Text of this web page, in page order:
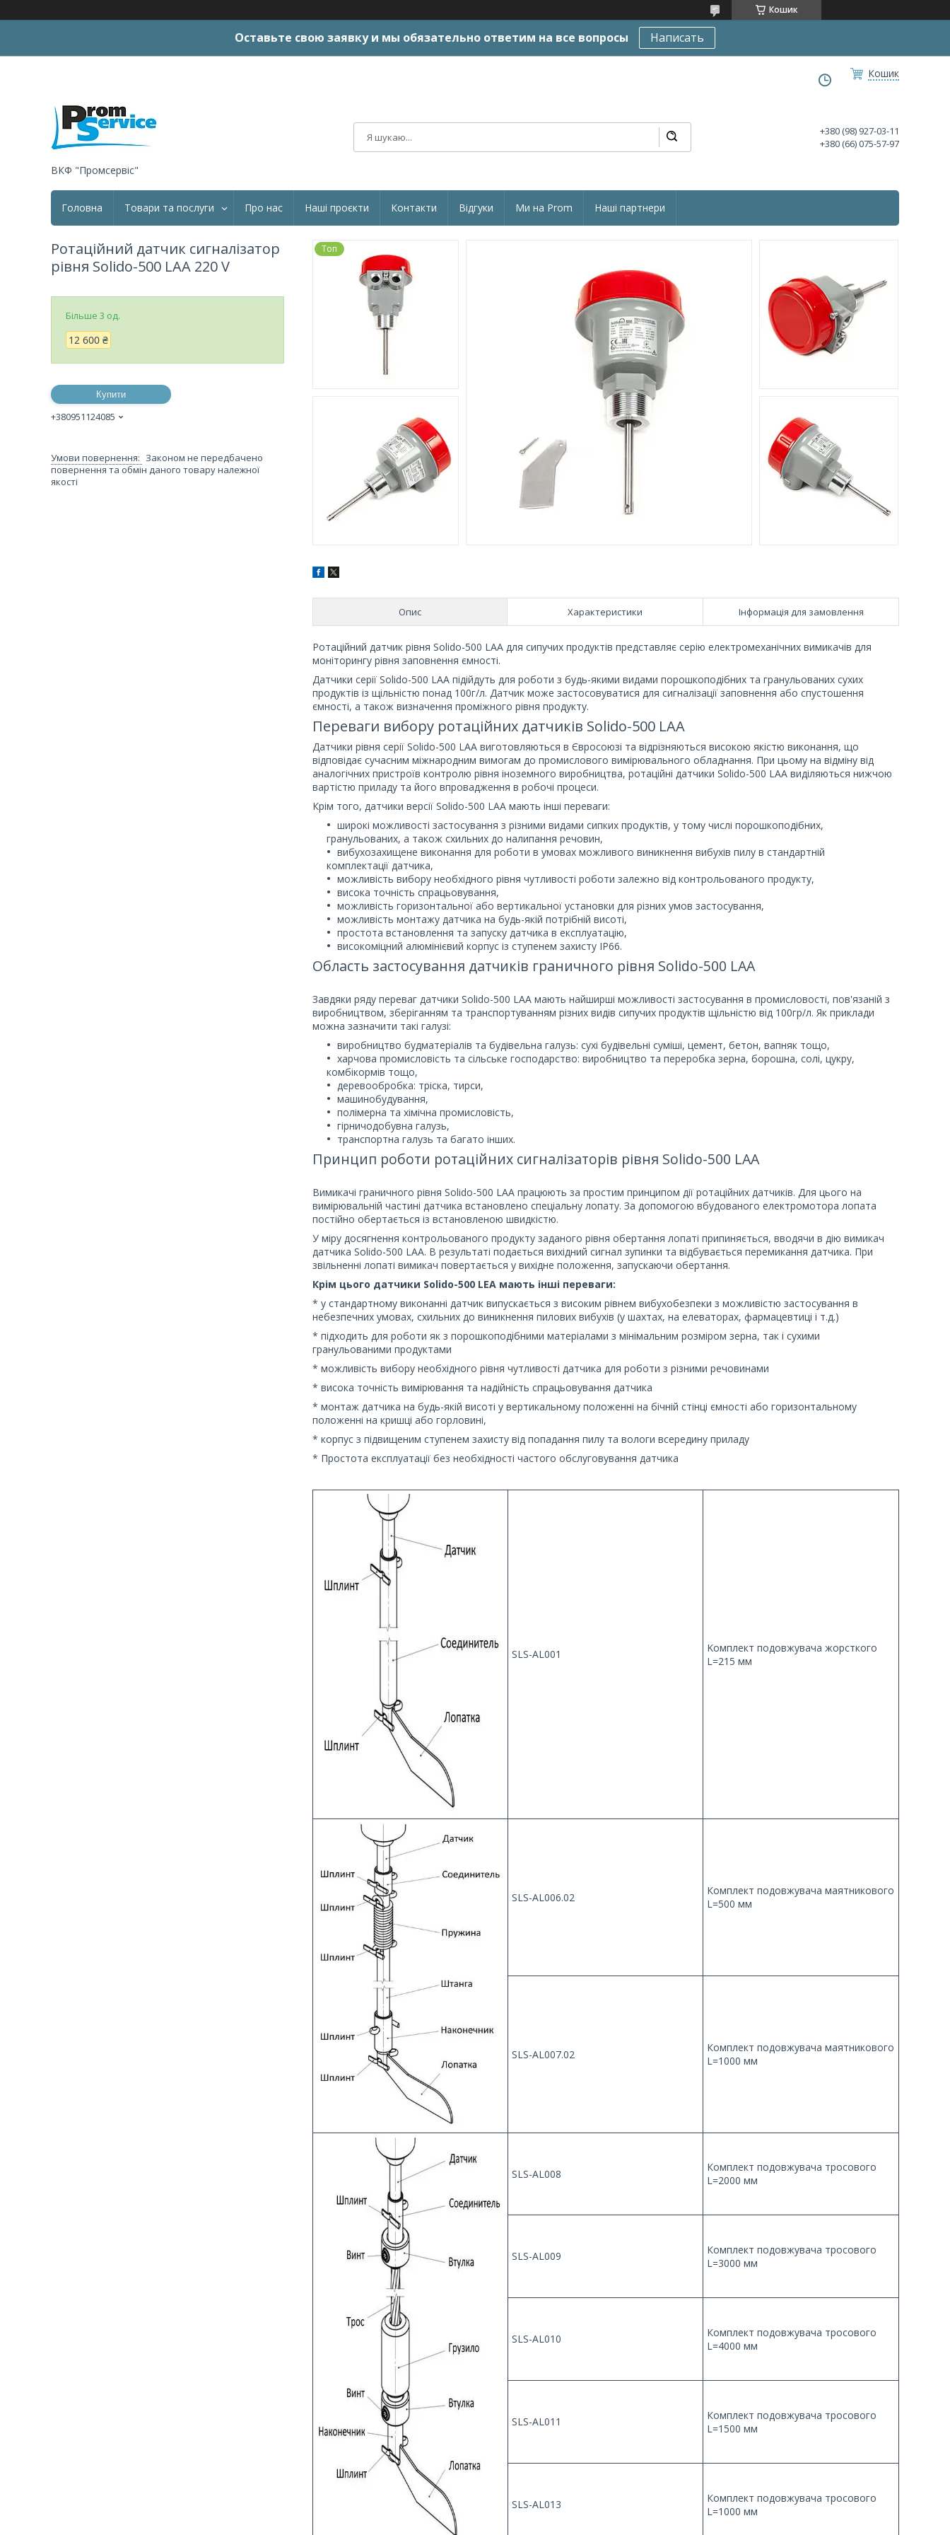
Кошик
Оставьте свою заявку и мы обязательно ответим на все вопросы Написать
Кошик
ВКФ "Промсервіс"
+380 (98) 927-03-11
+380 (66) 075-57-97
Головна Товари та послуги Про нас Наші проєкти Контакти Відгуки Ми на Prom Наші партнери
Топ
Опис Характеристики Інформація для замовлення
Ротаційний датчик рівня Solido-500 LAA для сипучих продуктів представляє серію електромеханічних вимикачів для
моніторингу рівня заповнення ємності.
Датчики серії Solido-500 LAA підійдуть для роботи з будь-якими видами порошкоподібних та гранульованих сухих
продуктів із щільністю понад 100г/л. Датчик може застосовуватися для сигналізації заповнення або спустошення
ємності, а також визначення проміжного рівня продукту.
Переваги вибору ротаційних датчиків Solido-500 LAA
Датчики рівня серії Solido-500 LAA виготовляються в Євросоюзі та відрізняються високою якістю виконання, що
відповідає сучасним міжнародним вимогам до промислового вимірювального обладнання. При цьому на відміну від
аналогічних пристроїв контролю рівня іноземного виробництва, ротаційні датчики Solido-500 LAA виділяються нижчою
вартістю приладу та його впровадження в робочі процеси.
Крім того, датчики версії Solido-500 LAA мають інші переваги:
широкі можливості застосування з різними видами сипких продуктів, у тому числі порошкоподібних,
гранульованих, а також схильних до налипання речовин,
вибухозахищене виконання для роботи в умовах можливого виникнення вибухів пилу в стандартній
комплектації датчика,
можливість вибору необхідного рівня чутливості роботи залежно від контрольованого продукту,
висока точність спрацьовування,
можливість горизонтальної або вертикальної установки для різних умов застосування,
можливість монтажу датчика на будь-якій потрібній висоті,
простота встановлення та запуску датчика в експлуатацію,
високоміцний алюмінієвий корпус із ступенем захисту IP66.
Область застосування датчиків граничного рівня Solido-500 LAA
Завдяки ряду переваг датчики Solido-500 LAA мають найширші можливості застосування в промисловості, пов'язаній з
виробництвом, зберіганням та транспортуванням різних видів сипучих продуктів щільністю від 100гр/л. Як приклади
можна зазначити такі галузі:
виробництво будматеріалів та будівельна галузь: сухі будівельні суміші, цемент, бетон, вапняк тощо,
харчова промисловість та сільське господарство: виробництво та переробка зерна, борошна, солі, цукру,
комбікормів тощо,
деревообробка: тріска, тирси,
машинобудування,
полімерна та хімічна промисловість,
гірничодобувна галузь,
транспортна галузь та багато інших.
Принцип роботи ротаційних сигналізаторів рівня Solido-500 LAA
Вимикачі граничного рівня Solido-500 LAA працюють за простим принципом дії ротаційних датчиків. Для цього на
вимірювальній частині датчика встановлено спеціальну лопату. За допомогою вбудованого електромотора лопата
постійно обертається із встановленою швидкістю.
У міру досягнення контрольованого продукту заданого рівня обертання лопаті припиняється, вводячи в дію вимикач
датчика Solido-500 LAA. В результаті подається вихідний сигнал зупинки та відбувається перемикання датчика. При
звільненні лопаті вимикач повертається у вихідне положення, запускаючи обертання.
Крім цього датчики Solido-500 LEA мають інші переваги:
* у стандартному виконанні датчик випускається з високим рівнем вибухобезпеки з можливістю застосування в
небезпечних умовах, схильних до виникнення пилових вибухів (у шахтах, на елеваторах, фармацевтиці і т.д.)
* підходить для роботи як з порошкоподібними матеріалами з мінімальним розміром зерна, так і сухими
гранульованими продуктами
* можливість вибору необхідного рівня чутливості датчика для роботи з різними речовинами
* висока точність вимірювання та надійність спрацьовування датчика
* монтаж датчика на будь-якій висоті у вертикальному положенні на бічній стінці ємності або горизонтальному
положенні на кришці або горловині,
* корпус з підвищеним ступенем захисту від попадання пилу та вологи всередину приладу
* Простота експлуатації без необхідності частого обслуговування датчика
SLS-AL001
Kомплект подовжувача жорсткого
L=215 мм
SLS-AL006.02
Комплект подовжувача маятникового
L=500 мм
SLS-AL007.02
Комплект подовжувача маятникового
L=1000 мм
SLS-AL008
Комплект подовжувача тросового
L=2000 мм
SLS-AL009
Комплект подовжувача тросового
L=3000 мм
SLS-AL010
Комплект подовжувача тросового
L=4000 мм
SLS-AL011
Комплект подовжувача тросового
L=1500 мм
SLS-AL013
Комплект подовжувача тросового
L=1000 мм
Ротаційний датчик сигналізатор
рівня Solido-500 LAA 220 V
Більше 3 од.
12 600 ₴
Купити
+380951124085
Законом не передбачено
повернення та обмін даного товару належної
якості